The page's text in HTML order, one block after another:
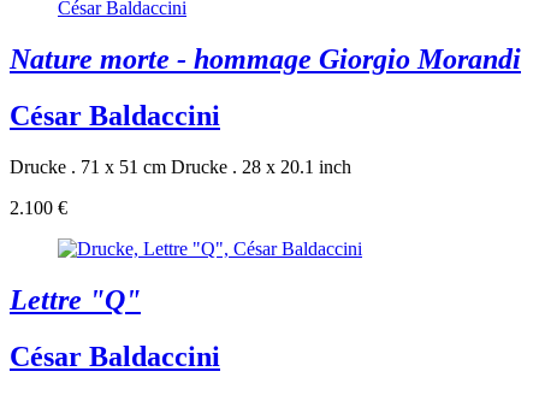
Nature morte - hommage Giorgio Morandi
César Baldaccini
Drucke . 71 x 51 cm Drucke . 28 x 20.1 inch
2.100 €
Lettre "Q"
César Baldaccini